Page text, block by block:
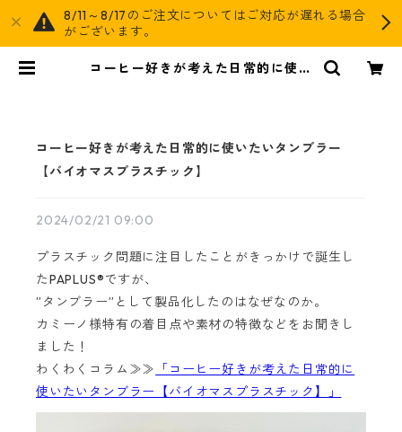
8/11～8/17のご注文についてはご対応が遅れる場合
がございます。
コーヒー好きが考えた日常的に使い
コーヒー好きが考えた日常的に使いたいタンブラー
【バイオマスプラスチック】
2024/02/21 09:00
プラスチック問題に注目したことがきっかけで誕生し
たPAPLUS®ですが、
”タンブラー”として製品化したのはなぜなのか。
カミーノ様特有の着目点や素材の特徴などをお聞きし
ました！
わくわくコラム≫≫
「コーヒー好きが考えた日常的に
使いたいタンブラー【バイオマスプラスチック】」